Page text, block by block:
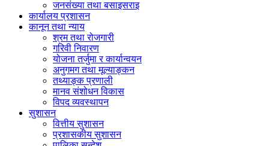
जनसंख्या तथा बसाइसराइ
कार्यालय प्रशासन
कानून तथा न्याय
श्रम तथा रोजगारी
गरिवी निवारण
योजना तर्जुमा र कार्यान्वयन
अनुगमग तथा मूल्याङ्कन
तथ्याङ्क प्रणाली
मानव संशोधन विकास
विपद व्यवस्थापन
सुशासन
वित्तीय सुशासन
प्रशासकीय सुशासन